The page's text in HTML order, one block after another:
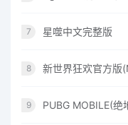
7 星噬中文完整版
8 新世界狂欢官方版
9 PUBG MOBILE(绝